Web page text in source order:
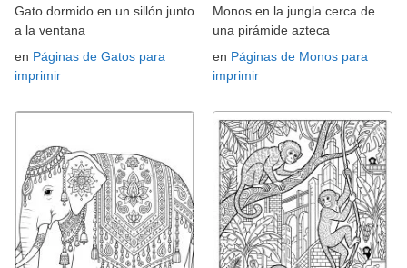
Gato dormido en un sillón junto
a la ventana
en Páginas de Gatos para
imprimir
Monos en la jungla cerca de
una pirámide azteca
en Páginas de Monos para
imprimir